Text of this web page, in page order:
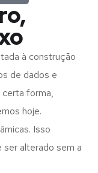
à construção
de dados e
forma,
hoje.
Isso
alterado sem a